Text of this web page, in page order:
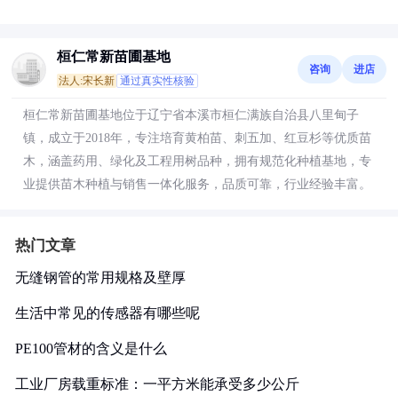
桓仁常新苗圃基地
法人:宋长新 通过真实性核验
咨询 进店
桓仁常新苗圃基地位于辽宁省本溪市桓仁满族自治县八里甸子
镇，成立于2018年，专注培育黄柏苗、刺五加、红豆杉等优质苗
木，涵盖药用、绿化及工程用树品种，拥有规范化种植基地，专
业提供苗木种植与销售一体化服务，品质可靠，行业经验丰富。
热门文章
无缝钢管的常用规格及壁厚
生活中常见的传感器有哪些呢
PE100管材的含义是什么
工业厂房载重标准：一平方米能承受多少公斤